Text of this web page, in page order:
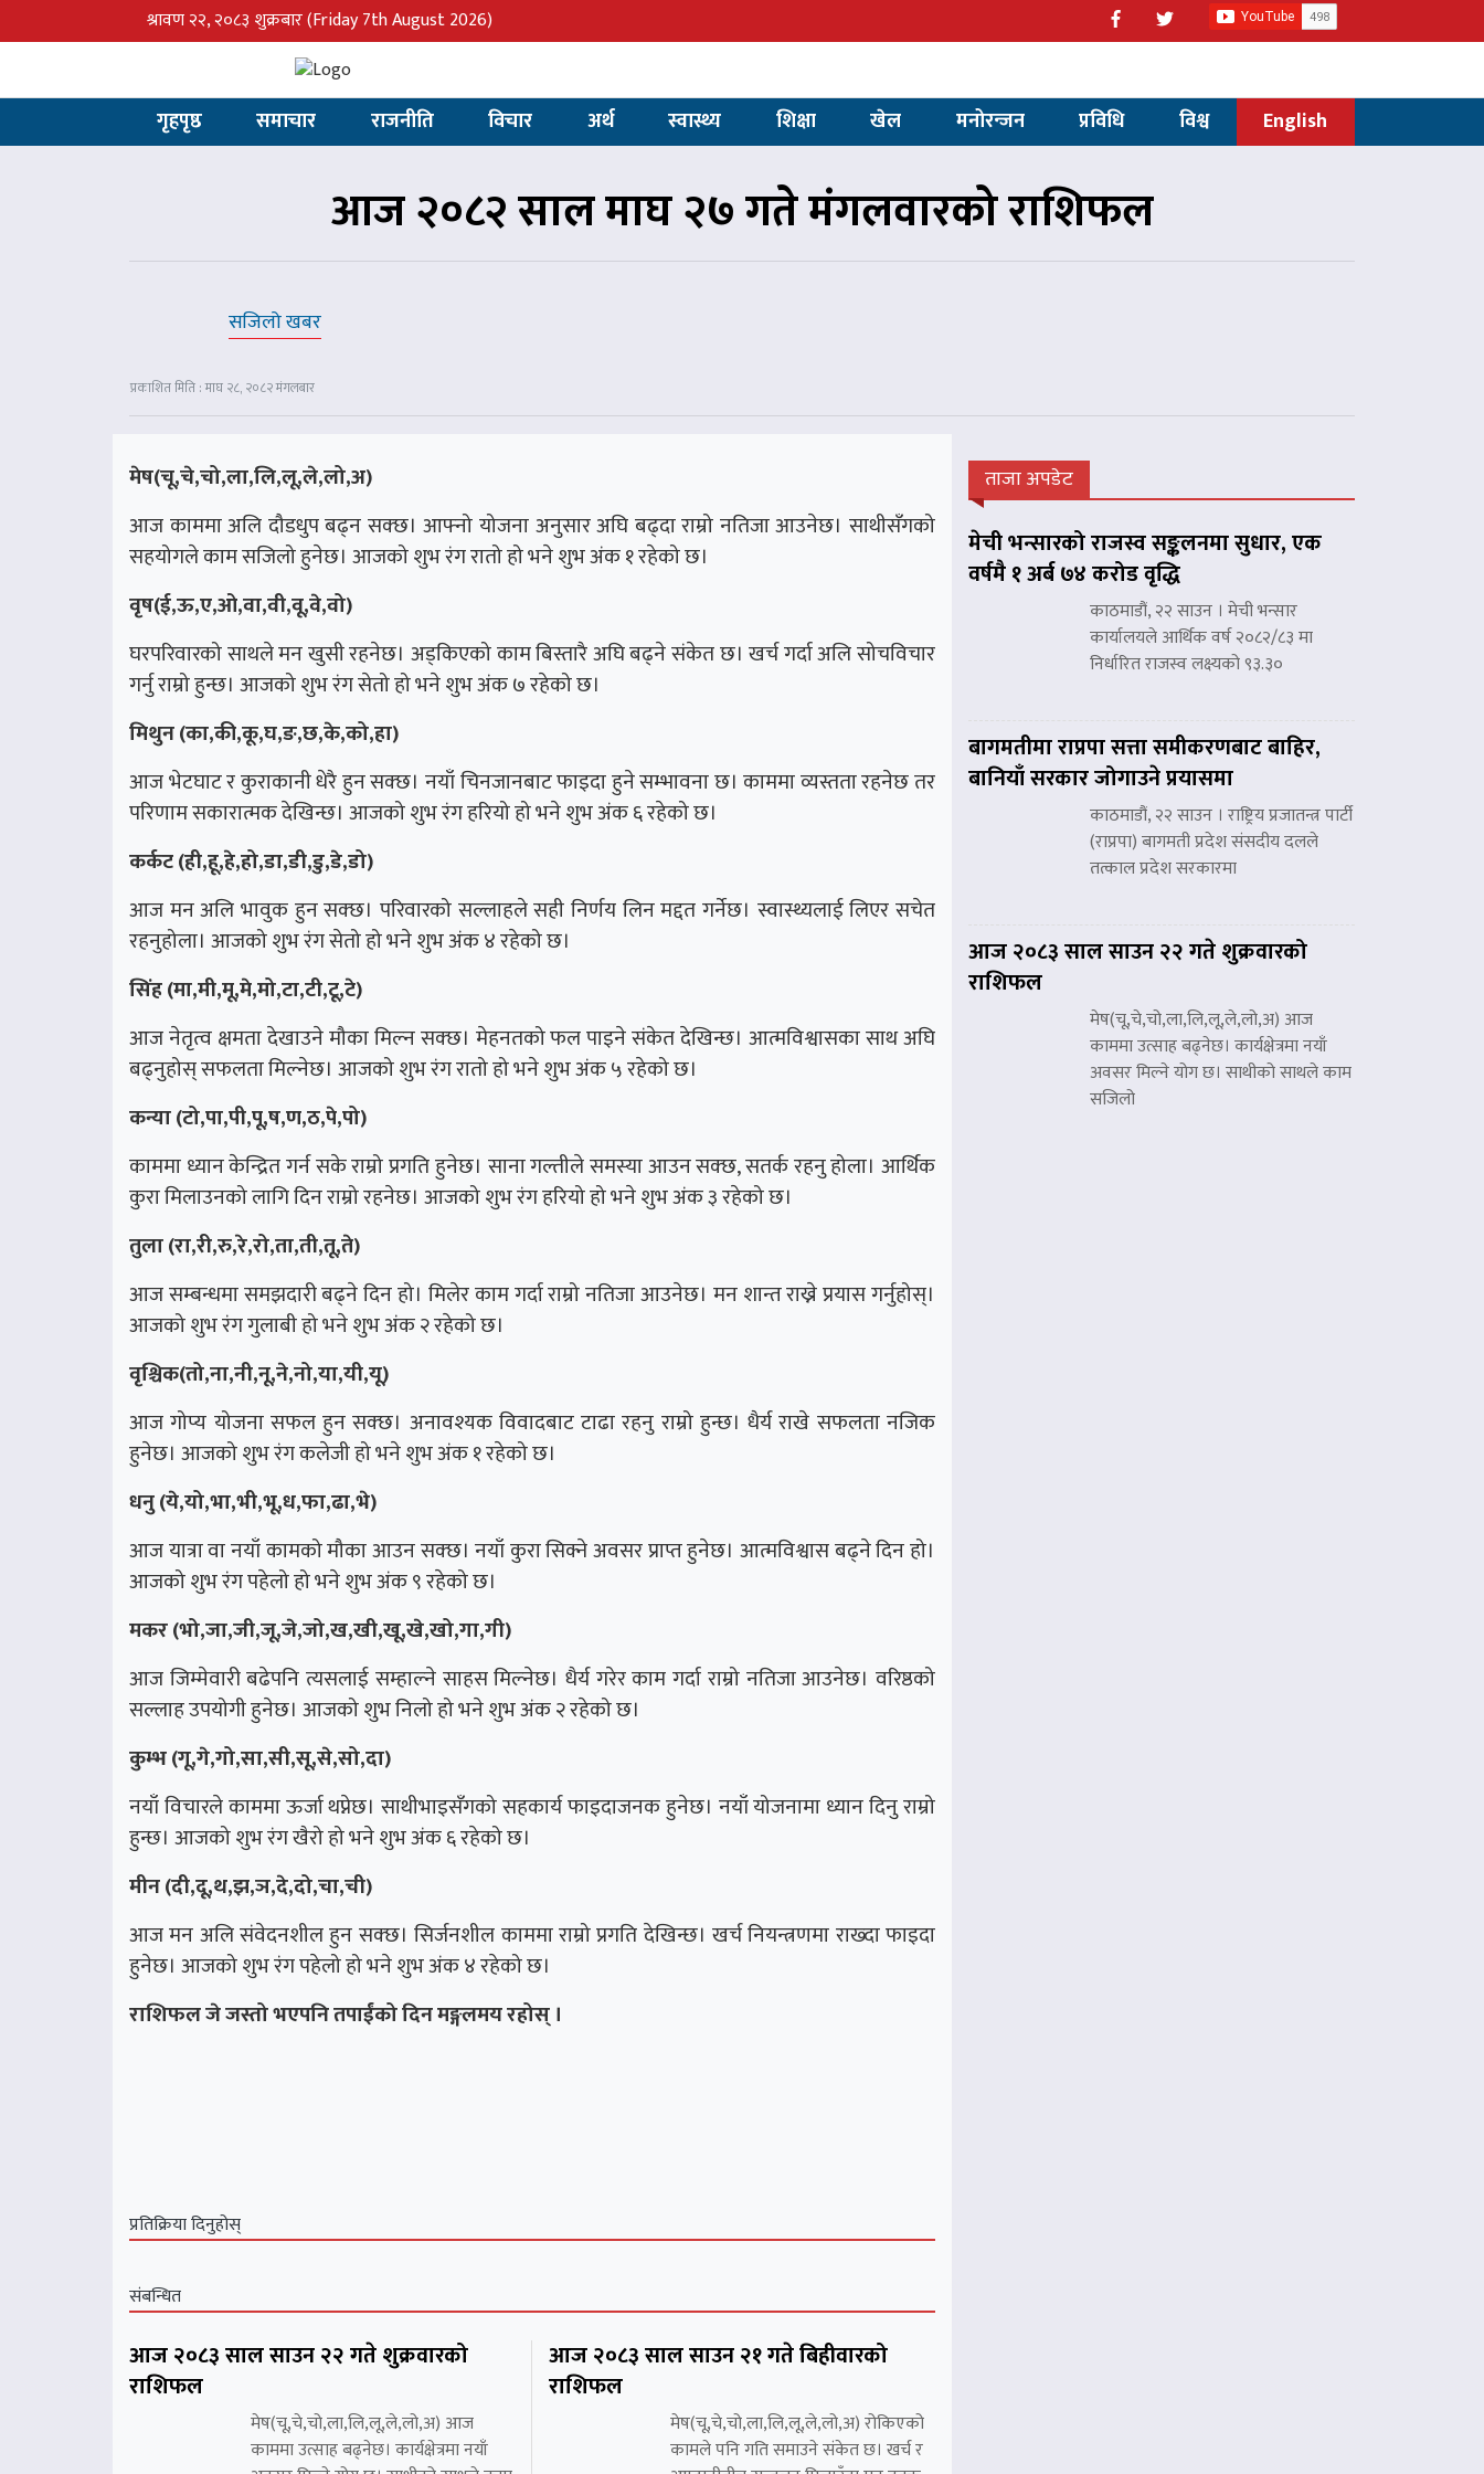
श्रावण २२, २०८३ शुक्रबार(Friday 7th August 2026)
गृहपृष्ठ समाचार राजनीति विचार अर्थ स्वास्थ्य शिक्षा खेल मनोरन्जन प्रविधि विश्व English
आज २०८२ साल माघ २७ गते मंगलवारको राशिफल
सजिलो खबर
प्रकाशित मिति : माघ २८, २०८२ मंगलबार
मेष(चू,चे,चो,ला,लि,लू,ले,लो,अ)
आज काममा अलि दौडधुप बढ्न सक्छ। आफ्नो योजना अनुसार अघि बढ्दा राम्रो नतिजा आउनेछ। साथीसँगको
सहयोगले काम सजिलो हुनेछ। आजको शुभ रंग रातो हो भने शुभ अंक १ रहेको छ।
वृष(ई,ऊ,ए,ओ,वा,वी,वू,वे,वो)
घरपरिवारको साथले मन खुसी रहनेछ। अड्किएको काम बिस्तारै अघि बढ्ने संकेत छ। खर्च गर्दा अलि सोचविचार
गर्नु राम्रो हुन्छ। आजको शुभ रंग सेतो हो भने शुभ अंक ७ रहेको छ।
मिथुन (का,की,कू,घ,ङ,छ,के,को,हा)
आज भेटघाट र कुराकानी धेरै हुन सक्छ। नयाँ चिनजानबाट फाइदा हुने सम्भावना छ। काममा व्यस्तता रहनेछ तर
परिणाम सकारात्मक देखिन्छ। आजको शुभ रंग हरियो हो भने शुभ अंक ६ रहेको छ।
कर्कट (ही,हू,हे,हो,डा,डी,डु,डे,डो)
आज मन अलि भावुक हुन सक्छ। परिवारको सल्लाहले सही निर्णय लिन मद्दत गर्नेछ। स्वास्थ्यलाई लिएर सचेत
रहनुहोला। आजको शुभ रंग सेतो हो भने शुभ अंक ४ रहेको छ।
सिंह (मा,मी,मू,मे,मो,टा,टी,टू,टे)
आज नेतृत्व क्षमता देखाउने मौका मिल्न सक्छ। मेहनतको फल पाइने संकेत देखिन्छ। आत्मविश्वासका साथ अघि
बढ्नुहोस् सफलता मिल्नेछ। आजको शुभ रंग रातो हो भने शुभ अंक ५ रहेको छ।
कन्या (टो,पा,पी,पू,ष,ण,ठ,पे,पो)
काममा ध्यान केन्द्रित गर्न सके राम्रो प्रगति हुनेछ। साना गल्तीले समस्या आउन सक्छ, सतर्क रहनु होला। आर्थिक
कुरा मिलाउनको लागि दिन राम्रो रहनेछ। आजको शुभ रंग हरियो हो भने शुभ अंक ३ रहेको छ।
तुला (रा,री,रु,रे,रो,ता,ती,तू,ते)
आज सम्बन्धमा समझदारी बढ्ने दिन हो। मिलेर काम गर्दा राम्रो नतिजा आउनेछ। मन शान्त राख्ने प्रयास गर्नुहोस्।
आजको शुभ रंग गुलाबी हो भने शुभ अंक २ रहेको छ।
वृश्चिक(तो,ना,नी,नू,ने,नो,या,यी,यू)
आज गोप्य योजना सफल हुन सक्छ। अनावश्यक विवादबाट टाढा रहनु राम्रो हुन्छ। धैर्य राखे सफलता नजिक
हुनेछ। आजको शुभ रंग कलेजी हो भने शुभ अंक १ रहेको छ।
धनु (ये,यो,भा,भी,भू,ध,फा,ढा,भे)
आज यात्रा वा नयाँ कामको मौका आउन सक्छ। नयाँ कुरा सिक्ने अवसर प्राप्त हुनेछ। आत्मविश्वास बढ्ने दिन हो।
आजको शुभ रंग पहेलो हो भने शुभ अंक ९ रहेको छ।
मकर (भो,जा,जी,जू,जे,जो,ख,खी,खू,खे,खो,गा,गी)
आज जिम्मेवारी बढेपनि त्यसलाई सम्हाल्ने साहस मिल्नेछ। धैर्य गरेर काम गर्दा राम्रो नतिजा आउनेछ। वरिष्ठको
सल्लाह उपयोगी हुनेछ। आजको शुभ निलो हो भने शुभ अंक २ रहेको छ।
कुम्भ (गू,गे,गो,सा,सी,सू,से,सो,दा)
नयाँ विचारले काममा ऊर्जा थप्नेछ। साथीभाइसँगको सहकार्य फाइदाजनक हुनेछ। नयाँ योजनामा ध्यान दिनु राम्रो
हुन्छ। आजको शुभ रंग खैरो हो भने शुभ अंक ६ रहेको छ।
मीन (दी,दू,थ,झ,ञ,दे,दो,चा,ची)
आज मन अलि संवेदनशील हुन सक्छ। सिर्जनशील काममा राम्रो प्रगति देखिन्छ। खर्च नियन्त्रणमा राख्दा फाइदा
हुनेछ। आजको शुभ रंग पहेलो हो भने शुभ अंक ४ रहेको छ।
राशिफल जे जस्तो भएपनि तपाईंको दिन मङ्गलमय रहोस् ।
प्रतिक्रिया दिनुहोस्
संबन्धित
आज २०८३ साल साउन २२ गते शुक्रवारको
राशिफल
मेष(चू,चे,चो,ला,लि,लू,ले,लो,अ) आज
काममा उत्साह बढ्नेछ। कार्यक्षेत्रमा नयाँ
आज २०८३ साल साउन २१ गते बिहीवारको
राशिफल
मेष(चू,चे,चो,ला,लि,लू,ले,लो,अ) रोकिएको
कामले पनि गति समाउने संकेत छ। खर्च र
ताजा अपडेट
मेची भन्सारको राजस्व सङ्कलनमा सुधार, एक
वर्षमै १ अर्ब ७४ करोड वृद्धि
काठमाडौं, २२ साउन । मेची भन्सार
कार्यालयले आर्थिक वर्ष २०८२/८३ मा
निर्धारित राजस्व लक्ष्यको ९३.३०
बागमतीमा राप्रपा सत्ता समीकरणबाट बाहिर,
बानियाँ सरकार जोगाउने प्रयासमा
काठमाडौं, २२ साउन । राष्ट्रिय प्रजातन्त्र पार्टी
(राप्रपा) बागमती प्रदेश संसदीय दलले
तत्काल प्रदेश सरकारमा
आज २०८३ साल साउन २२ गते शुक्रवारको
राशिफल
मेष(चू,चे,चो,ला,लि,लू,ले,लो,अ) आज
काममा उत्साह बढ्नेछ। कार्यक्षेत्रमा नयाँ
अवसर मिल्ने योग छ। साथीको साथले काम
सजिलो